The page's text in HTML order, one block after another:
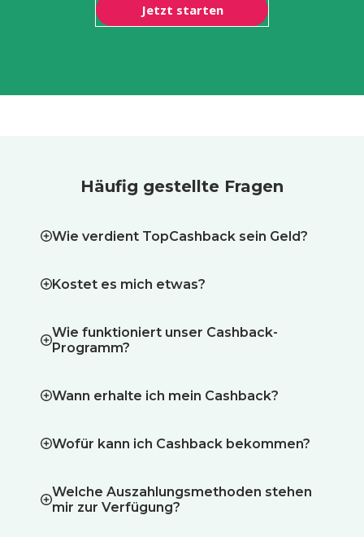
Jetzt starten
Häufig gestellte Fragen
Wie verdient TopCashback sein Geld?
Kostet es mich etwas?
Wie funktioniert unser Cashback-
Programm?
Wann erhalte ich mein Cashback?
Wofür kann ich Cashback bekommen?
Welche Auszahlungsmethoden stehen
mir zur Verfügung?